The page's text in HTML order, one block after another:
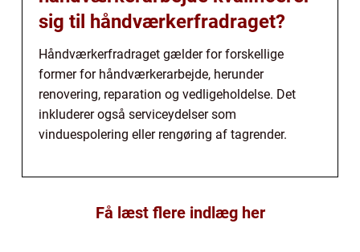
sig til håndværkerfradraget?
Håndværkerfradraget gælder for forskellige
former for håndværkerarbejde, herunder
renovering, reparation og vedligeholdelse. Det
inkluderer også serviceydelser som
vinduespolering eller rengøring af tagrender.
Få læst flere indlæg her